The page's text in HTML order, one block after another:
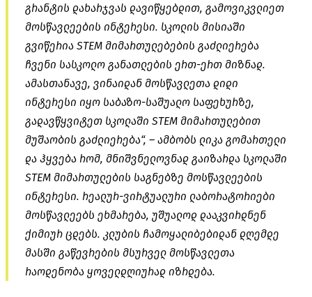
გრანტის დახარჯვას დავიწყებდით, გამოვიკვლიეთ
მოსწავლეების ინტერესი. სკოლის მისიაში
გვიწერია STEM მიმართულებების გაძლიერება
ჩვენი სასკოლო განათლების ერთ-ერთ მიზნად.
ამასთანავე, ვინაიდან მოსწავლეთა დიდი
ინტერესი იყო საბაზო-საშუალო საფეხურზე,
გადავწყვიტეთ სკოლაში STEM მიმართულებით
მუშაობის გაძლიერება“, – ამბობს ლიკა გომართელი
და ჰყვება რომ, მნიშვნელოვნად გაიზარდა სკოლაში
STEM მიმართულების საგნებზე მოსწავლეების
ინტერესი. რეალურ-ვირტუალური ლაბორატორიები
მოსწავლეებს ეხმარება, უშუალოდ დააკვირდნენ
ქიმიურ ცდებს. კლუბის ჩამოყალიბებიდან დღემდე
მასში გაწევრების მსურველ მოსწავლეთა
რაოდენობა ყოველდღიურად იზრდება.